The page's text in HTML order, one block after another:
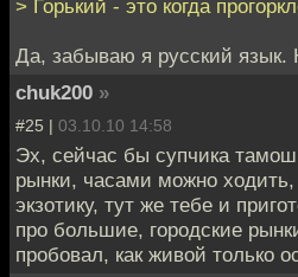
> Горький - это когда
Да, забываю я русский язык.
chuk200 »
#25 | 03.10.10 14:58
Эх, сейчас бы супчика
рынки, часами можно ходить,
экзотику, тут же тебе и
про большие, городские
пробовал, как живой только